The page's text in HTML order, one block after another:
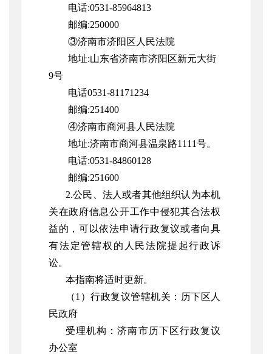
电话:0531-85964813
邮编:250000
③济南市济阳区人民法院
地址:山东省济南市济阳区新元大街
9号
电话0531-81171234
邮编:251400
④济南市商河县人民法院
地址:济南市商河县温泉路1111号。
电话:0531-84860128
邮编:251600
2.公民、法人或者其他组织认为本机
关在政府信息公开工作中侵犯其合法权
益的，可以依法申请行政复议或者向具
有法定管辖权的人民法院提起行政诉
讼。
本指南将适时更新。
（1）行政复议管辖机关：历下区人
民政府
受理机构：济南市历下区行政复议
办公室